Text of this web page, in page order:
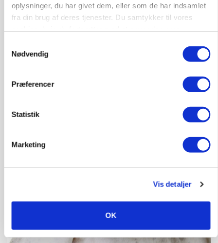
oplysninger, du har givet dem, eller som de har indsamlet
fra din brug af deres tjenester. Du samtykker til vores
Nødvendig
Præferencer
Statistik
Marketing
Vis detaljer
OK
presser markedet
BUSINESS
Ejer eller medejer? Nyt tv-format udfordrer
Loading...